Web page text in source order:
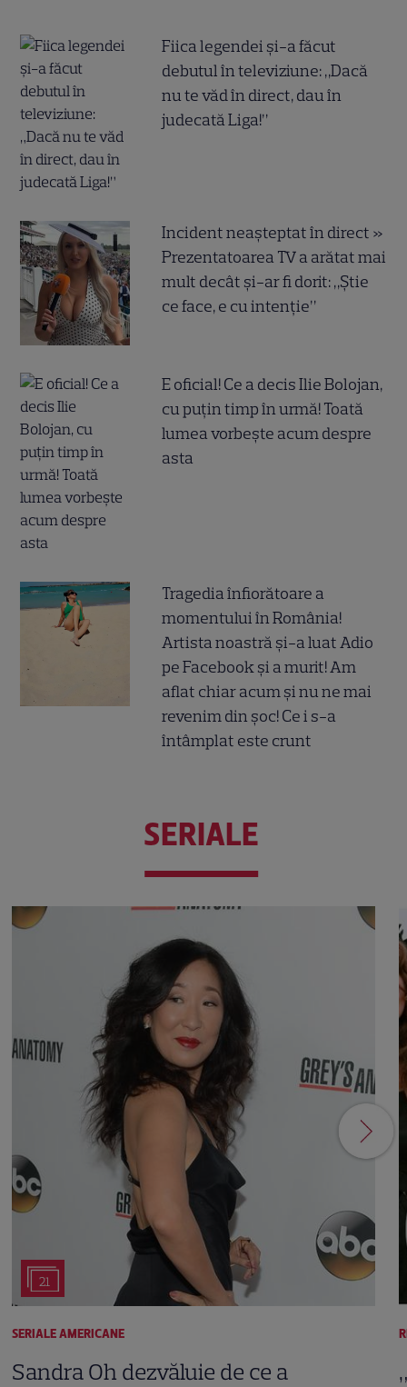
Fiica legendei și-a făcut
debutul în televiziune: „Dacă
nu te văd în direct, dau în
judecată Liga!”
Incident neașteptat în direct »
Prezentatoarea TV a arătat mai
mult decât și-ar fi dorit: „Știe
ce face, e cu intenție”
E oficial! Ce a decis Ilie Bolojan,
cu puțin timp în urmă! Toată
lumea vorbește acum despre
asta
Tragedia înfiorătoare a
momentului în România!
Artista noastră și-a luat Adio
pe Facebook și a murit! Am
aflat chiar acum și nu ne mai
revenim din șoc! Ce i s-a
întâmplat este crunt
SERIALE
21
SERIALE AMERICANE
Sandra Oh dezvăluie de ce a